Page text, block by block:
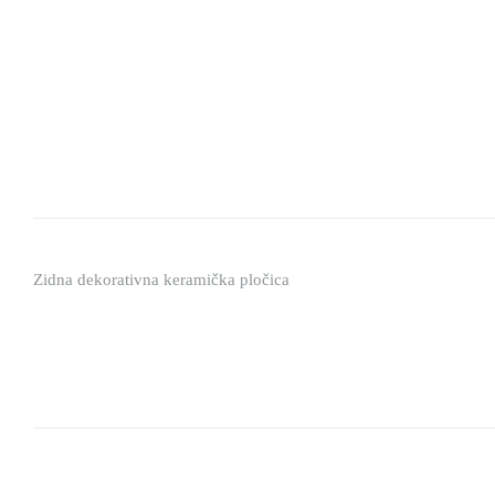
Zidna dekorativna keramička pločica